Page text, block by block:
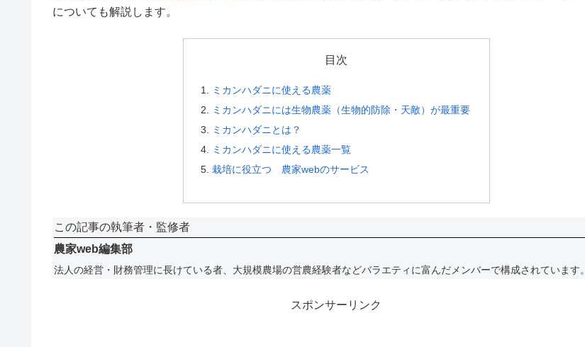
についても解説します。
目次
ミカンハダニに使える農薬
ミカンハダニには生物農薬（生物的防除・天敵）が最重要
ミカンハダニとは？
ミカンハダニに使える農薬一覧
栽培に役立つ 農家webのサービス
この記事の執筆者・監修者
農家web編集部
法人の経営・財務管理に長けている者、大規模農場の営農経験者などバラエティに富んだメンバーで構成されています。
スポンサーリンク